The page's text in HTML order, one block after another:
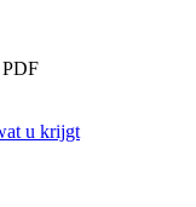
PDF
u krijgt